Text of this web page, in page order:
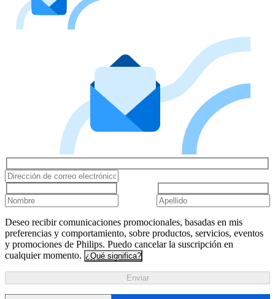
Deseo recibir comunicaciones promocionales, basadas en mis
preferencias y comportamiento, sobre productos, servicios, eventos
y promociones de Philips. Puedo cancelar la suscripción en
cualquier momento. ¿Qué significa?
Enviar